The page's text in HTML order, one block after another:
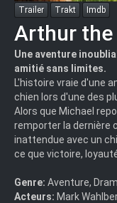
Trailer Trakt Imdb
Arthur the
Une aventure
amitié sans limites.
L'histoire vraie d'une
chien lors d'une des
Alors que Michael
remporter la dernière
inattendue avec un
ce que victoire,
Genre: Aventure,
Acteurs: Mark